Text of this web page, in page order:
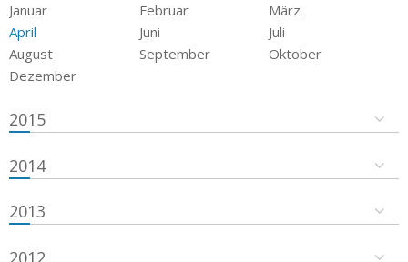
Januar Februar
März
April
Juni
Juli
August
September
Oktober
Dezember
2015
2014
2013
2012